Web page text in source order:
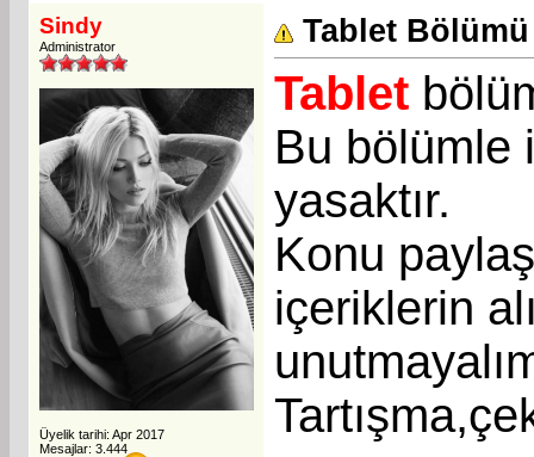
Sindy
Administrator
Üyelik tarihi: Apr 2017
Mesajlar: 3.444
Tablet Bölümü
Tablet
Bu bölümle
yasaktır.
Konu
içeriklerin